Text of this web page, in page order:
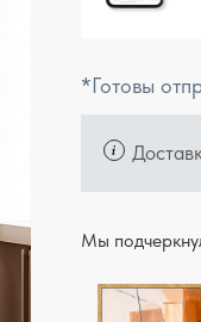
*Готовы
Мы